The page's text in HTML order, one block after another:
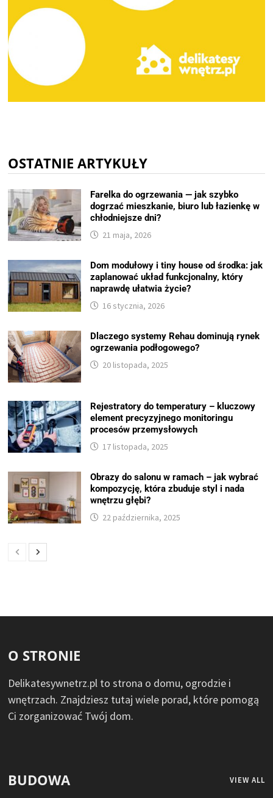
OSTATNIE ARTYKUŁY
Farelka do ogrzewania — jak szybko
dogrzać mieszkanie, biuro lub łazienkę w
chłodniejsze dni?
21 maja, 2026
Dom modułowy i tiny house od środka: jak
zaplanować układ funkcjonalny, który
naprawdę ułatwia życie?
16 stycznia, 2026
Dlaczego systemy Rehau dominują rynek
ogrzewania podłogowego?
20 listopada, 2025
Rejestratory do temperatury – kluczowy
element precyzyjnego monitoringu
procesów przemysłowych
17 listopada, 2025
Obrazy do salonu w ramach – jak wybrać
kompozycję, która zbuduje styl i nada
wnętrzu głębi?
22 października, 2025
O STRONIE
Delikatesywnetrz.pl to strona o domu, ogrodzie i
wnętrzach. Znajdziesz tutaj wiele porad, które pomogą
Ci zorganizować Twój dom.
BUDOWA VIEW ALL